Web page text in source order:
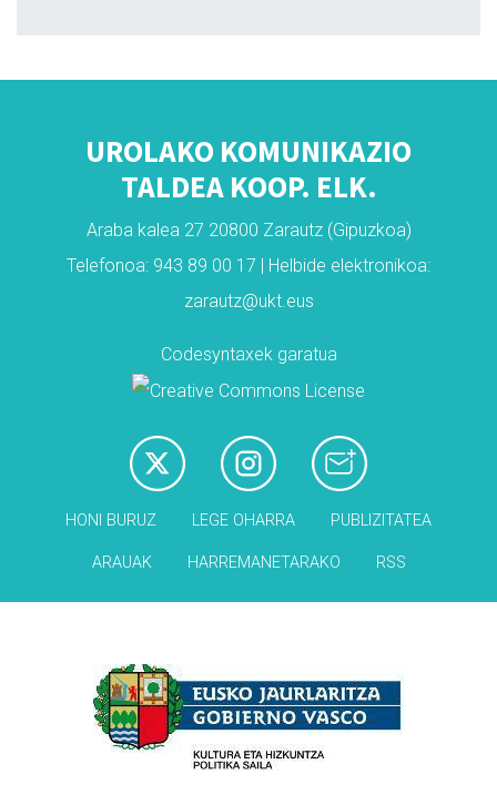
UROLAKO KOMUNIKAZIO
TALDEA KOOP. ELK.
Araba kalea 27 20800 Zarautz (Gipuzkoa)
Telefonoa: 943 89 00 17 | Helbide elektronikoa:
zarautz@ukt.eus
Codesyntaxek garatua
HONI BURUZ LEGE OHARRA PUBLIZITATEA
ARAUAK HARREMANETARAKO RSS